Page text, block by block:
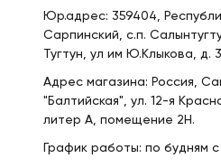
Юр.адрес: 359404,
Сарпинский, с.п.
Тугтун, ул им Ю.Клыкова, д.
Адрес магазина: Россия,
"Балтийская", ул. 12-я
литер А, помещение 2Н.
График работы: по будням с